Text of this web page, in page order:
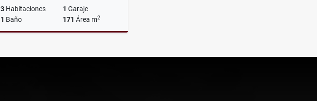
3 Habitaciones 1 Garaje
1 Baño 171 Área m2
$430.000.000